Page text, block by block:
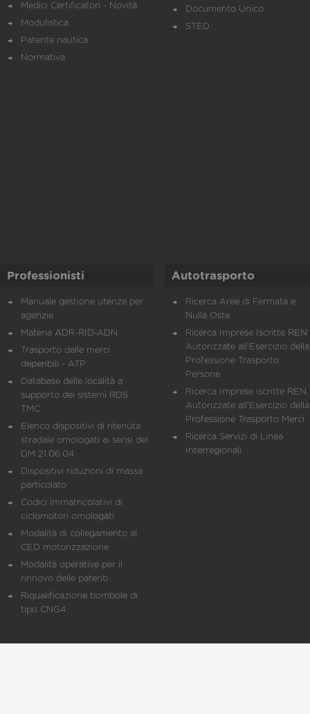
Medici Certificatori - Novità
Modulistica
Patente nautica
Normativa
Documento Unico
STED
Professionisti
Manuale gestione utenze per
agenzie
Materia ADR-RID-ADN
Trasporto delle merci
deperibili - ATP
Database delle località a
supporto dei sistemi RDS
TMC
Elenco dispositivi di ritenuta
stradale omologati ai sensi del
DM 21.06.04
Dispositivi riduzioni di massa
particolato
Codici immatricolativi di
ciclomotori omologati
Modalità di collegamento al
CED motorizzazione
Modalità operative per il
rinnovo delle patenti
Riqualificazione bombole di
tipo CNG4
Autotrasporto
Ricerca Aree di Fermata e
Nulla Osta
Ricerca Imprese Iscritte REN
Autorizzate all'Esercizio della
Professione Trasporto
Persone
Ricerca Imprese iscritte REN
Autorizzate all'Esercizio della
Professione Trasporto Merci
Ricerca Servizi di Linea
Interregionali